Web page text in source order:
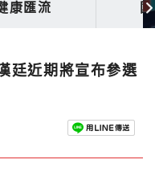
康匯流
廷近期將宣布參選